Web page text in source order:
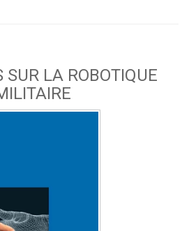
SUR LA ROBOTIQUE